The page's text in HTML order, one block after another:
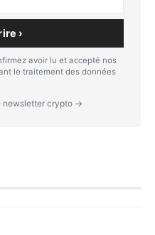
›
avoir lu et accepté nos
le traitement des données
newsletter crypto →